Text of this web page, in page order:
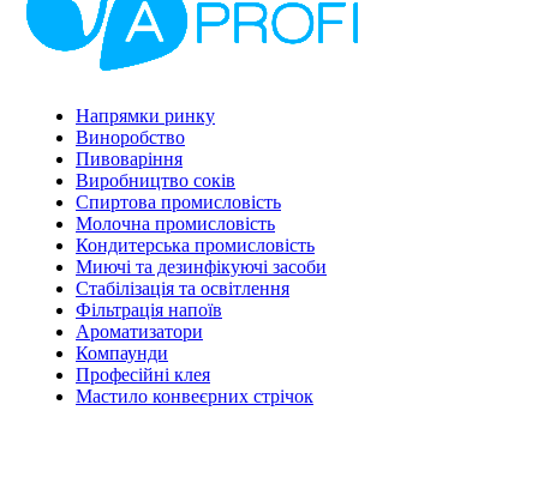
Напрямки ринку
Виноробство
Пивоваріння
Виробництво соків
Спиртова промисловість
Молочна промисловість
Кондитерська промисловість
Миючі та дезинфікуючі засоби
Стабілізація та освітлення
Фільтрація напоїв
Ароматизатори
Компаунди
Професійні клея
Мастило конвеєрних стрічок